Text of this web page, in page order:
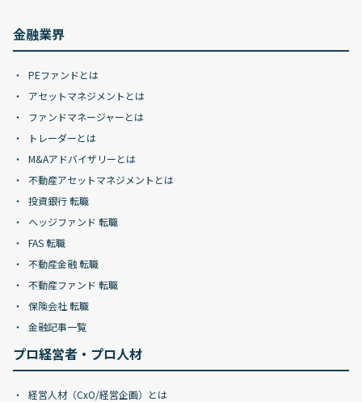
金融業界
PEファンドとは
アセットマネジメントとは
ファンドマネージャーとは
トレーダーとは
M&Aアドバイザリーとは
不動産アセットマネジメントとは
投資銀行 転職
ヘッジファンド 転職
FAS 転職
不動産金融 転職
不動産ファンド 転職
保険会社 転職
金融記事一覧
プロ経営者・プロ人材
経営人材（CxO/経営企画）とは